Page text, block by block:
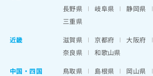
長野県
岐阜県 静岡県
三重県
近畿
滋賀県 京都府 大阪府
奈良県
和歌山県
中国・四国
鳥取県 島根県 岡山県